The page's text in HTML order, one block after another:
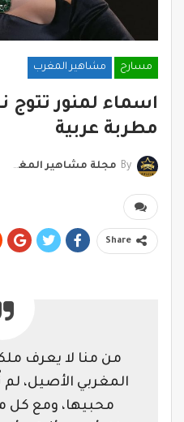
مسارح مشاهير المغرب
اسماء لمنور تتوج
مطربة عربية
By مجلة مشاهير المغرب
Share
من منا لا يعرف
المغربي الأصيل،
محبيها، ومع كل